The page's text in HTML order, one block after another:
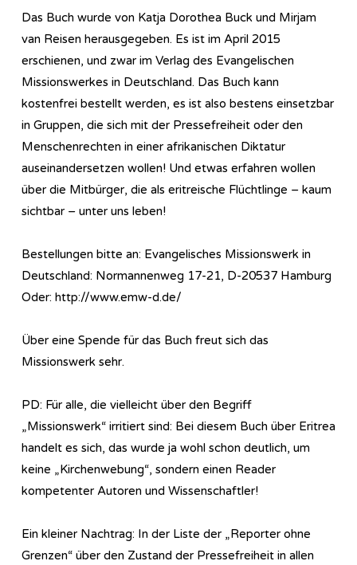
Das Buch wurde von Katja Dorothea Buck und Mirjam
van Reisen herausgegeben. Es ist im April 2015
erschienen, und zwar im Verlag des Evangelischen
Missionswerkes in Deutschland. Das Buch kann
kostenfrei bestellt werden, es ist also bestens einsetzbar
in Gruppen, die sich mit der Pressefreiheit oder den
Menschenrechten in einer afrikanischen Diktatur
auseinandersetzen wollen! Und etwas erfahren wollen
über die Mitbürger, die als eritreische Flüchtlinge – kaum
sichtbar – unter uns leben!
Bestellungen bitte an: Evangelisches Missionswerk in
Deutschland: Normannenweg 17-21, D-20537 Hamburg
Oder: http://www.emw-d.de/
Über eine Spende für das Buch freut sich das
Missionswerk sehr.
PD: Für alle, die vielleicht über den Begriff
„Missionswerk“ irritiert sind: Bei diesem Buch über Eritrea
handelt es sich, das wurde ja wohl schon deutlich, um
keine „Kirchenwebung“, sondern einen Reader
kompetenter Autoren und Wissenschaftler!
Ein kleiner Nachtrag: In der Liste der „Reporter ohne
Grenzen“ über den Zustand der Pressefreiheit in allen